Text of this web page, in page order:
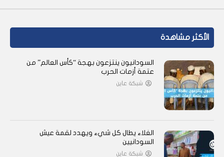
الأكثر مشاهدة
السودانيون ينتزعون بهجة “كأس العالم” من
عتمة أزمات الحرب
شبكة عاين
الغلاء يطال كل شيء ويهدد لقمة عيش
السودانيين
شبكة عاين